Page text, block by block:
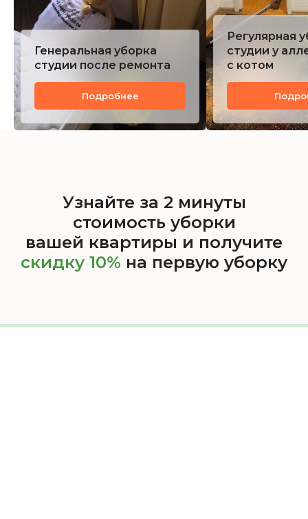
Генеральная уборка
студии после ремонта
Подробнее
Регулярная
студии у
с котом
Узнайте за 2 минуты
стоимость уборки
вашей квартиры и получите
скидку 10% на первую уборку